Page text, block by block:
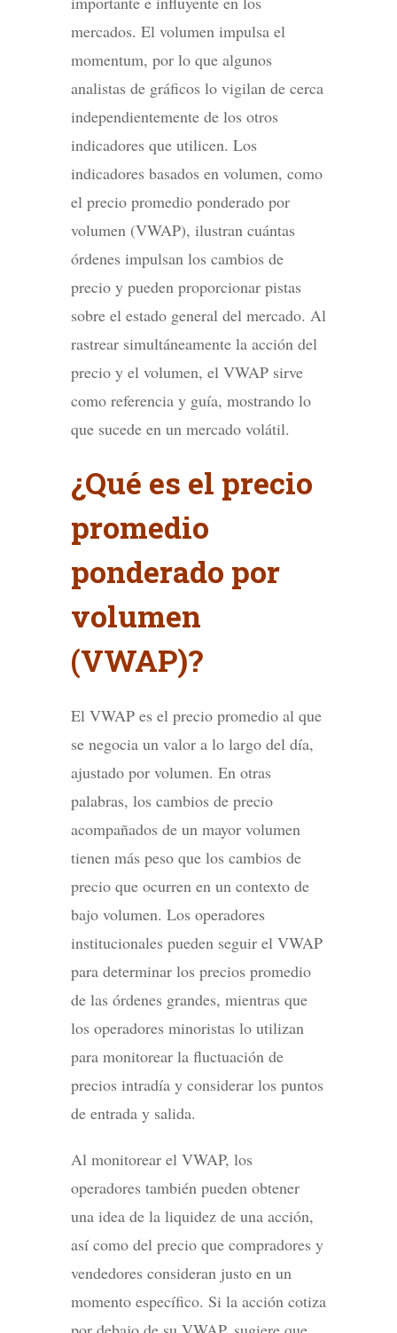
mercados. El volumen impulsa el
momentum, por lo que algunos
analistas de gráficos lo vigilan de cerca
independientemente de los otros
indicadores que utilicen. Los
indicadores basados ​​en volumen, como
el precio promedio ponderado por
volumen (VWAP), ilustran cuántas
órdenes impulsan los cambios de
precio y pueden proporcionar pistas
sobre el estado general del mercado. Al
rastrear simultáneamente la acción del
precio y el volumen, el VWAP sirve
como referencia y guía, mostrando lo
que sucede en un mercado volátil.
¿Qué es el precio
promedio
ponderado por
volumen
(VWAP)?
El VWAP es el precio promedio al que
se negocia un valor a lo largo del día,
ajustado por volumen. En otras
palabras, los cambios de precio
acompañados de un mayor volumen
tienen más peso que los cambios de
precio que ocurren en un contexto de
bajo volumen. Los operadores
institucionales pueden seguir el VWAP
para determinar los precios promedio
de las órdenes grandes, mientras que
los operadores minoristas lo utilizan
para monitorear la fluctuación de
precios intradía y considerar los puntos
de entrada y salida.
Al monitorear el VWAP, los
operadores también pueden obtener
una idea de la liquidez de una acción,
así como del precio que compradores y
vendedores consideran justo en un
momento específico. Si la acción cotiza